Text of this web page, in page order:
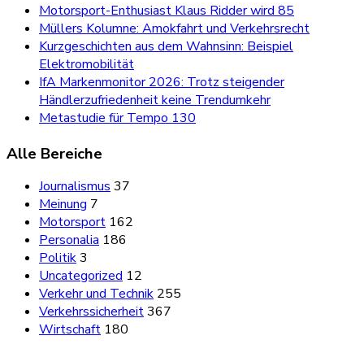
Motorsport-Enthusiast Klaus Ridder wird 85
Müllers Kolumne: Amokfahrt und Verkehrsrecht
Kurzgeschichten aus dem Wahnsinn: Beispiel
Elektromobilität
IfA Markenmonitor 2026: Trotz steigender
Händlerzufriedenheit keine Trendumkehr
Metastudie für Tempo 130
Alle Bereiche
Journalismus 37
Meinung 7
Motorsport 162
Personalia 186
Politik3
Uncategorized 12
Verkehr und Technik 255
Verkehrssicherheit367
Wirtschaft 180